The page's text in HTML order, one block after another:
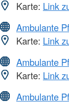
Karte: Link
Ambulante
Karte: Link
Ambulante
Karte: Link
Ambulante